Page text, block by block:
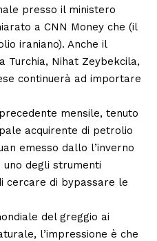
presso il ministero
a CNN Money che (il
iraniano). Anche il
Turchia, Nihat Zeybekcila,
continuerà ad importare
mensile, tenuto
acquirente di petrolio
emesso dallo l’inverno
degli strumenti
cercare di bypassare le
del greggio ai
l’impressione è che